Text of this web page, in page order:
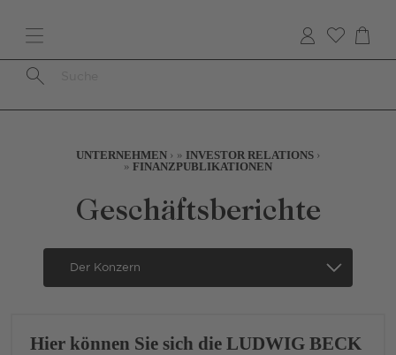
Inhalt
Pfadnavigation
UNTERNEHMEN
INVESTOR RELATIONS
FINANZPUBLIKATIONEN
Geschäftsberichte
Secondary
Navigation
Hier können Sie sich die LUDWIG BECK